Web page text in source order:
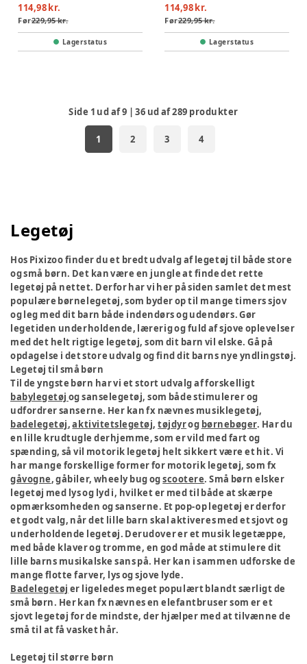
114,98 kr.
Før229,95 kr.
Lagerstatus
114,98 kr.
Før229,95 kr.
Lagerstatus
Side 1 ud af9 |36 ud af289 produkter
1 2 3 4
Legetøj
Hos Pixizoo finder du et bredt udvalg af legetøj til både store
og små børn. Det kan være en jungle at finde det rette
legetøj på nettet. Derfor har vi her på siden samlet det mest
populære børnelegetøj, som byder op til mange timers sjov
og leg med dit barn både indendørs og udendørs. Gør
legetiden underholdende, lærerig og fuld af sjove oplevelser
med det helt rigtige legetøj, som dit barn vil elske. Gå på
opdagelse i det store udvalg og find dit barns nye yndlingstøj.
Legetøj til små børn
Til de yngste børn har vi et stort udvalg af forskelligt
babylegetøj og sanselegetøj, som både stimulerer og
udfordrer sanserne. Her kan fx nævnes musiklegetøj,
badelegetøj,aktivitetslegetøj,tøjdyrog børnebøger. Har du
en lille krudtugle derhjemme, som er vild med fart og
spænding, så vil motorik legetøj helt sikkert være et hit. Vi
har mange forskellige former for motorik legetøj, som fx
gåvogne, gåbiler, wheely bug ogscootere. Små børn elsker
legetøj med lys og lyd i, hvilket er med til både at skærpe
opmærksomheden og sanserne. Et pop-op legetøj er derfor
et godt valg, når det lille barn skal aktiveres med et sjovt og
underholdende legetøj. Derudover er et musik legetæppe,
med både klaver og tromme, en god måde at stimulere dit
lille barns musikalske sans på. Her kan i sammen udforske de
mange flotte farver, lys og sjove lyde.
Badelegetøj er ligeledes meget populært blandt særligt de
små børn. Her kan fx nævnes en elefantbruser som er et
sjovt legetøj for de mindste, der hjælper med at tilvænne de
små til at få vasket hår.
Legetøj til større børn